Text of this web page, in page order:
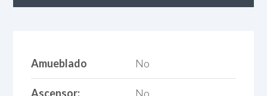
Amueblado No
Ascensor: No